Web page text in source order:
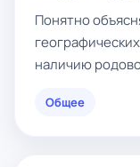
Понятно
наличию
Общее